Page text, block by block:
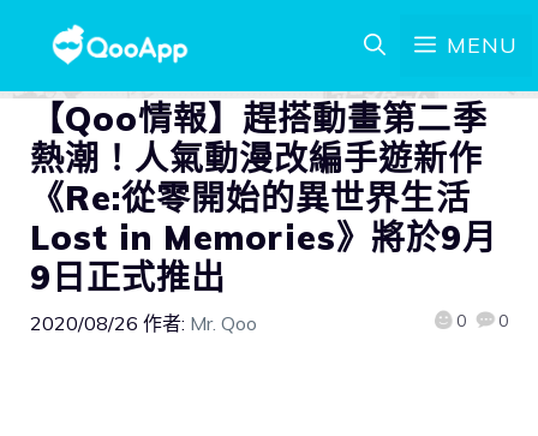
MENU
【Qoo情報】趕搭動畫第二季
熱潮！人氣動漫改編手遊新作
《Re:從零開始的異世界生活
Lost in Memories》將於9月
9日正式推出
2020/08/26 作者: Mr. Qoo 0 0